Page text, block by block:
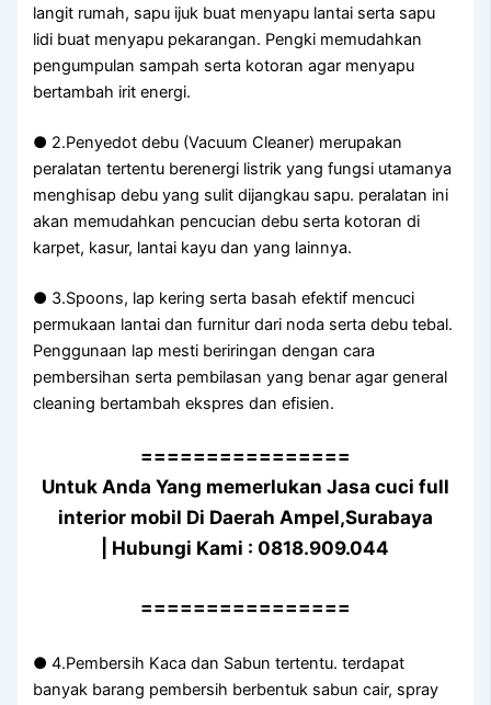
langit rumah, sapu ijuk buat menyapu lantai serta sapu
lidi buat menyapu pekarangan. Pengki memudahkan
pengumpulan sampah serta kotoran agar menyapu
bertambah irit energi.
● 2.Penyedot debu (Vacuum Cleaner) merupakan
peralatan tertentu berenergi listrik yang fungsi utamanya
menghisap debu yang sulit dijangkau sapu. peralatan ini
akan memudahkan pencucian debu serta kotoran di
karpet, kasur, lantai kayu dan yang lainnya.
● 3.Spoons, lap kering serta basah efektif mencuci
permukaan lantai dan furnitur dari noda serta debu tebal.
Penggunaan lap mesti beriringan dengan cara
pembersihan serta pembilasan yang benar agar general
cleaning bertambah ekspres dan efisien.
================
Untuk Anda Yang memerlukan Jasa cuci full
interior mobil Di Daerah Ampel,Surabaya
| Hubungi Kami : 0818.909.044
================
● 4.Pembersih Kaca dan Sabun tertentu. terdapat
banyak barang pembersih berbentuk sabun cair, spray